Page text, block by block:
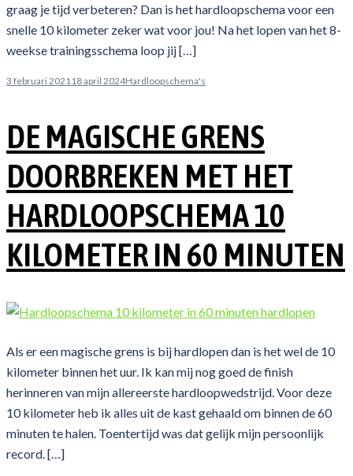
graag je tijd verbeteren? Dan is het hardloopschema voor een
snelle 10 kilometer zeker wat voor jou! Na het lopen van het 8-
weekse trainingsschema loop jij […]
3 februari 2021 18 april 2024Hardloopschema's
DE MAGISCHE GRENS
DOORBREKEN MET HET
HARDLOOPSCHEMA 10
KILOMETER IN 60 MINUTEN
Als er een magische grens is bij hardlopen dan is het wel de 10
kilometer binnen het uur. Ik kan mij nog goed de finish
herinneren van mijn allereerste hardloopwedstrijd. Voor deze
10 kilometer heb ik alles uit de kast gehaald om binnen de 60
minuten te halen. Toentertijd was dat gelijk mijn persoonlijk
record. […]